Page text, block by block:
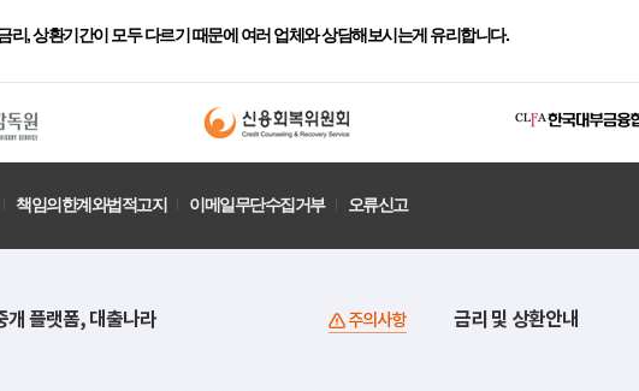
리, 상환기간이 모두 다르기 때문에 여러 업체와 상담해보시는게 유리합니다.
책임의한계와법적고지 이메일무단수집거부 오류신고
개 플랫폼, 대출나라 주의사항 금리 및 상환안내